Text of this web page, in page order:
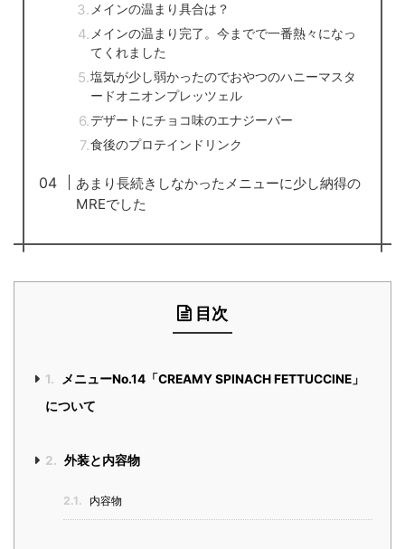
メインの温まり具合は？
メインの温まり完了。今までで一番熱々になっ
てくれました
塩気が少し弱かったのでおやつのハニーマスタ
ードオニオンプレッツェル
デザートにチョコ味のエナジーバー
食後のプロテインドリンク
あまり長続きしなかったメニューに少し納得の
MREでした
目次
1.
メニューNo.14「CREAMY SPINACH FETTUCCINE」
について
2. 外装と内容物
2.1. 内容物